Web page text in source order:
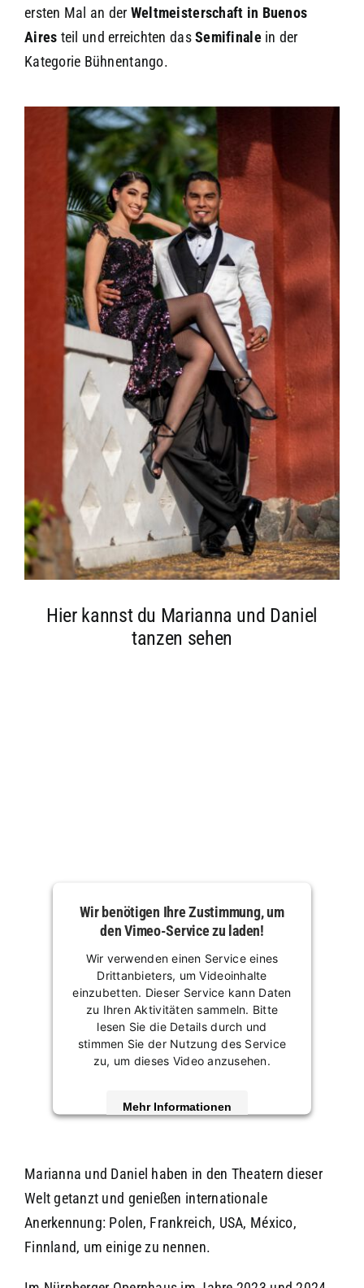
ersten Mal an der Weltmeisterschaft in Buenos
Aires teil und erreichten dasSemifinale in der
Kategorie Bühnentango.
Hier kannst du Marianna und Daniel
tanzen sehen
Wir benötigen Ihre Zustimmung, um
den Vimeo-Service zu laden!
Wir verwenden einen Service eines
Drittanbieters, um Videoinhalte
einzubetten. Dieser Service kann Daten
zu Ihren Aktivitäten sammeln. Bitte
lesen Sie die Details durch und
stimmen Sie der Nutzung des Service
zu, um dieses Video anzusehen.
Mehr Informationen
powered byUsercentrics Consent
Management Platform&eRecht24
Marianna und Daniel haben in den Theatern dieser
Welt getanzt und genießen internationale
Anerkennung: Polen, Frankreich, USA, México,
Finnland, um einige zu nennen.